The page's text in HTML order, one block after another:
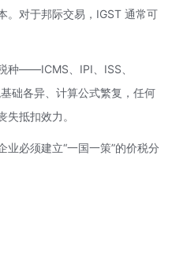
。对于邦际交易，IGST 通常可
种——ICMS、IPI、ISS、
础各异、计算公式繁复，任何
抵扣效力。
必须建立“一国一策”的价税分